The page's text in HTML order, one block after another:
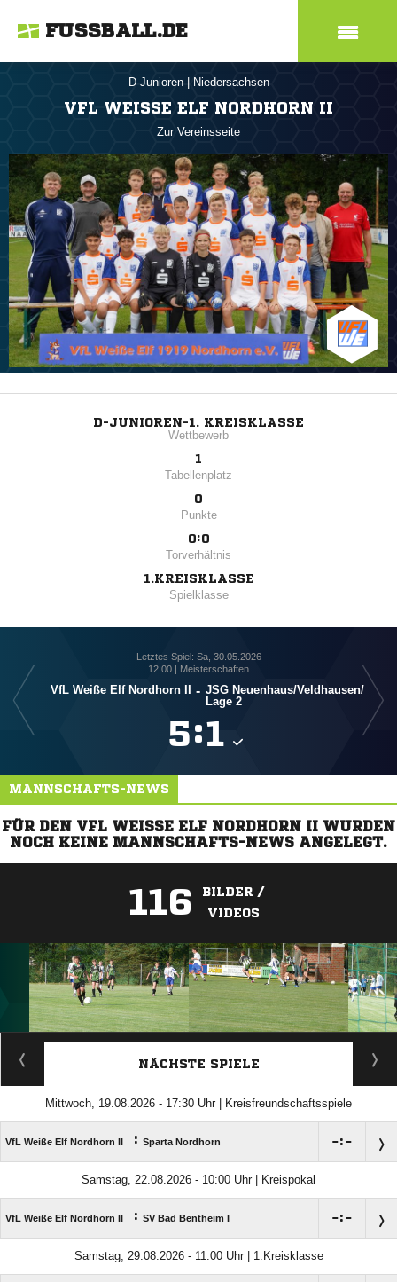
FUSSBALL.DE
D-Junioren Niedersachsen
VFL WEISSE ELF NORDHORN II
Zur Vereinsseite
D-JUNIOREN-1. KREISKLASSE
Wettbewerb
1
Tabellenplatz
0
Punkte
0:0
Torverhältnis
1.KREISKLASSE
Spielklasse
Letztes Spiel: Sa, 30.05.2026
12:00 | Meisterschaften
VfL Weiße Elf Nordhorn II - JSG Neuenhaus/​Veldhausen/​
Lage 2
:
MANNSCHAFTS-NEWS
FÜR DEN VFL WEISSE ELF NORDHORN II WURDEN N
OCH KEINE MANNSCHAFTS-NEWS ANGELEGT.
116
BILDER /
VIDEOS
ANZEIGE
NÄCHSTE SPIELE
Mittwoch, 19.08.2026 - 17:30 Uhr | Kreisfreundschaftsspiele
VfL Weiße Elf Nordhorn II : Sparta Nordhorn :
Samstag, 22.08.2026 - 10:00 Uhr | Kreispokal
VfL Weiße Elf Nordhorn II : SV Bad Bentheim I :
Samstag, 29.08.2026 - 11:00 Uhr | 1.Kreisklasse